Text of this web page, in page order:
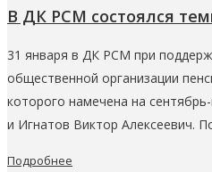
В ДК РСМ состоялся
31 января в ДК РСМ при
общественной организации
которого намечена на
и Игнатов Виктор Алексеевич.
Подробнее